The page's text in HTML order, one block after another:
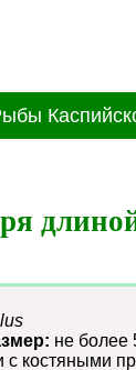
не более
с костяными